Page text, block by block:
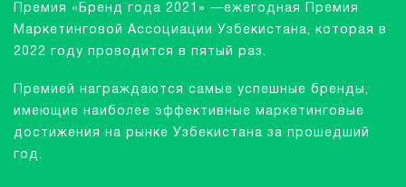
Премия «Бренд года 2021» —ежегодная Премия
Маркетинговой Ассоциации Узбекистана, которая в
2022 году проводится в пятый раз.
Премией награждаются самые успешные бренды,
имеющие наиболее эффективные маркетинговые
достижения на рынке Узбекистана за прошедший
год.